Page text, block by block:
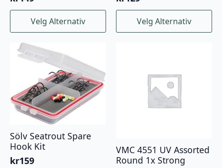
Velg Alternativ
Dette
produktet
flere
varianter.
Alternativene
velges
på
produktsiden
Velg Alternativ
Dette
produktet
Sölv Seatrout Spare
Hook Kit
kr159
VMC 4551 UV Assorted
Round 1x Strong